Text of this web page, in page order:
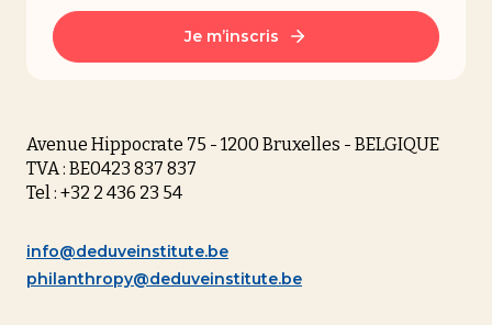
Je m’inscris
Avenue Hippocrate 75 - 1200 Bruxelles - BELGIQUE
TVA : BE0423 837 837
Tel : +32 2 436 23 54
info@deduveinstitute.be
philanthropy@deduveinstitute.be